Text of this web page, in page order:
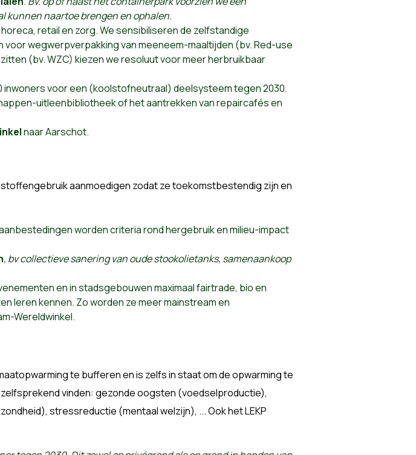
kunnen naartoe brengen en ophalen.
retail en zorg. We sensibiliseren de zelfstandige
wegwerpverpakking van meeneem-maaltijden (bv. Red-use
(bv. WZC) kiezen we resoluut voor meer herbruikbaar
inwoners voor een (koolstofneutraal) deelsysteem tegen 2030.
uitleenbibliotheek of het aantrekken van repaircafés en
naar Aarschot.
aanmoedigen zodat ze toekomstbestendig zijn en
worden criteria rond hergebruik en milieu-impact
, bv collectieve sanering van oude stookolietanks, samenaankoop
en in stadsgebouwen maximaal fairtrade, bio en
leren kennen. Zo worden ze meer mainstream en
Wereldwinkel.
te bufferen en is zelfs in staat om de opwarming te
vinden: gezonde oogsten (voedselproductie),
stressreductie (mentaal welzijn), ... Ook het LEKP